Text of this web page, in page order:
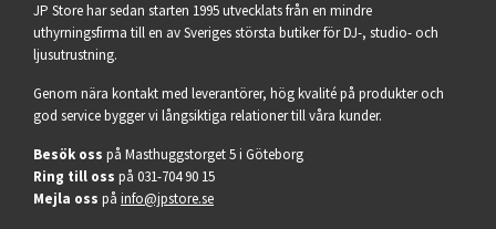
JP Store har sedan starten 1995 utvecklats från en mindre
uthyrningsfirma till en av Sveriges största butiker för DJ-, studio- och
ljusutrustning.
Genom nära kontakt med leverantörer, hög kvalité på produkter och
god service bygger vi långsiktiga relationer till våra kunder.
Besök oss på Masthuggstorget 5 i Göteborg
Ring till oss på 031-704 90 15
Mejla oss på info@jpstore.se